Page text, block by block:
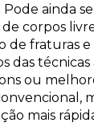
ainda
corpos
de fraturas e
das
ou
mais